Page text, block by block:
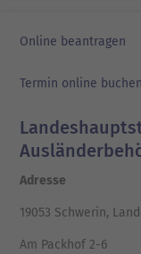
Online beantragen
Termin online buchen
Adresse
19053 Schwerin,
Am Packhof 2-6